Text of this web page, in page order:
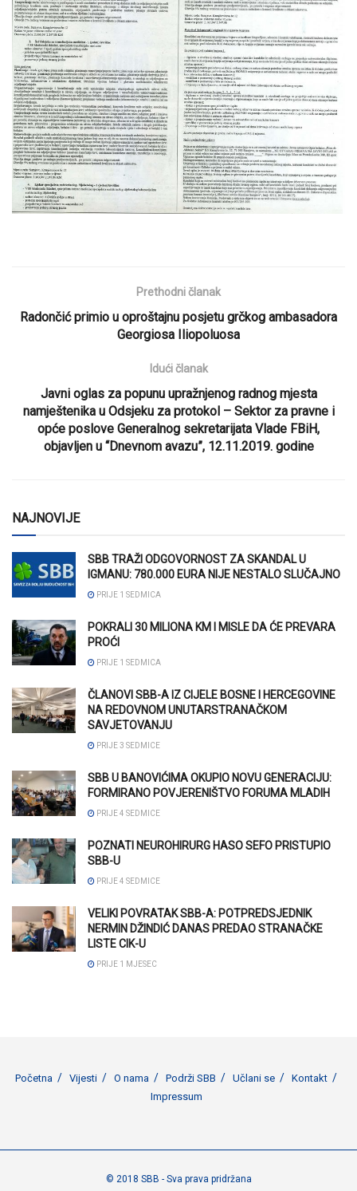
Prethodni članak
Radončić primio u oproštajnu posjetu grčkog ambasadora
Georgiosa Iliopoluosa
Idući članak
Javni oglas za popunu upražnjenog radnog mjesta
namještenika u Odsjeku za protokol – Sektor za pravne i
opće poslove Generalnog sekretarijata Vlade FBiH,
objavljen u “Dnevnom avazu”, 12.11.2019. godine
NAJNOVIJE
SBB TRAŽI ODGOVORNOST ZA SKANDAL U
IGMANU: 780.000 EURA NIJE NESTALO SLUČAJNO
PRIJE 1 SEDMICA
POKRALI 30 MILIONA KM I MISLE DA ĆE PREVARA
PROĆI
PRIJE 1 SEDMICA
ČLANOVI SBB-A IZ CIJELE BOSNE I HERCEGOVINE
NA REDOVNOM UNUTARSTRANAČKOM
SAVJETOVANJU
PRIJE 3 SEDMICE
SBB U BANOVIĆIMA OKUPIO NOVU GENERACIJU:
FORMIRANO POVJERENIŠTVO FORUMA MLADIH
PRIJE 4 SEDMICE
POZNATI NEUROHIRURG HASO SEFO PRISTUPIO
SBB-U
PRIJE 4 SEDMICE
VELIKI POVRATAK SBB-A: POTPREDSJEDNIK
NERMIN DŽINDIĆ DANAS PREDAO STRANAČKE
LISTE CIK-U
PRIJE 1 MJESEC
Početna Vijesti O nama Podrži SBB Učlani se
Kontakt
Impressum
© 2018 SBB - Sva prava pridržana